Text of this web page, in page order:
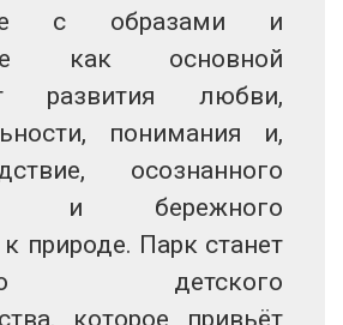
с образами и
как основной
развития любви,
понимания и,
осознанного
и бережного
природе. Парк станет
детского
которое привьёт